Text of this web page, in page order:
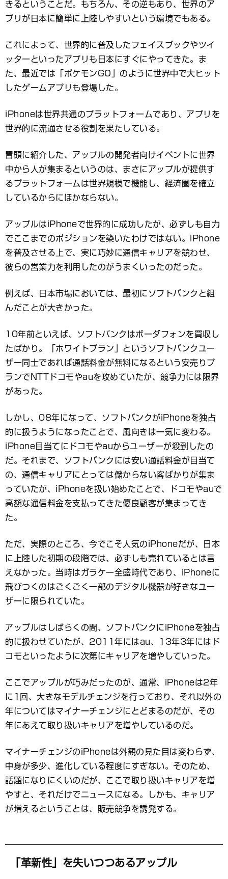
きるということだ。もちろん、その逆もあり、世界のア
プリが日本に簡単に上陸しやすいという環境でもある。
これによって、世界的に普及したフェイスブックやツイ
ッターといったアプリも日本にすぐにやってきた。ま
た、最近では「ポケモンGO」のように世界中で大ヒット
したゲームアプリも登場した。
iPhoneは世界共通のプラットフォームであり、アプリを
世界的に流通させる役割を果たしている。
冒頭に紹介した、アップルの開発者向けイベントに世界
中から人が集まるというのは、まさにアップルが提供す
るプラットフォームは世界規模で機能し、経済圏を確立
しているからにほかならない。
アップルはiPhoneで世界的に成功したが、必ずしも自力
でここまでのポジションを築いたわけではない。iPhone
を普及させる上で、実に巧妙に通信キャリアを競わせ、
彼らの営業力を利用したのがうまくいったのだった。
例えば、日本市場においては、最初にソフトバンクと組
んだことが大きかった。
10年前といえば、ソフトバンクはボーダフォンを買収し
たばかり。「ホワイトプラン」というソフトバンクユー
ザー同士であれば通話料金が無料になるという安売りプ
ランでNTTドコモやauを攻めていたが、競争力には限界
があった。
しかし、08年になって、ソフトバンクがiPhoneを独占
的に扱うようになったことで、風向きは一気に変わる。
iPhone目当てにドコモやauからユーザーが殺到したの
だ。それまで、ソフトバンクには安い通話料金が目当て
の、通信キャリアにとっては儲からない客ばかりが集ま
っていたが、iPhoneを扱い始めたことで、ドコモやauで
高額な通信料金を支払ってきた優良顧客が集まってき
た。
ただ、実際のところ、今でこそ人気のiPhoneだが、日本
に上陸した初期の段階では、必ずしも売れているとは言
えなかった。当時はガラケー全盛時代であり、iPhoneに
飛びつくのはごくごく一部のデジタル機器が好きなユー
ザーに限られていた。
アップルはしばらくの間、ソフトバンクにiPhoneを独占
的に扱わせていたが、2011年にはau、13年3年にはド
コモといったように次第にキャリアを増やしていった。
ここでアップルが巧みだったのが、通常、iPhoneは2年
に1回、大きなモデルチェンジを行っており、それ以外の
年についてはマイナーチェンジにとどまるのだが、その
年にあえて取り扱いキャリアを増やしているのだ。
マイナーチェンジのiPhoneは外観の見た目は変わらず、
中身が多少、進化している程度にすぎない。そのため、
話題になりにくいのだが、ここで取り扱いキャリアを増
やすと、それだけでニュースになる。しかも、キャリア
が増えるということは、販売競争を誘発する。
「革新性」を失いつつあるアップル